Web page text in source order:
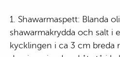
1. Shawarmaspett: Blanda
shawarmakrydda och salt i
kycklingen i ca 3 cm breda